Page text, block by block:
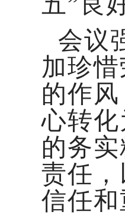
会议
加珍
的作
心转
的务
责任
信任和